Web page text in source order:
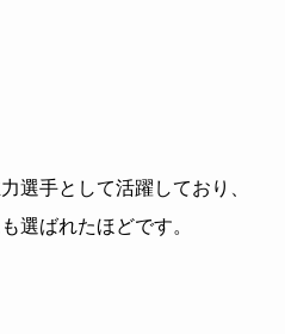
選手として活躍しており、
選ばれたほどです。